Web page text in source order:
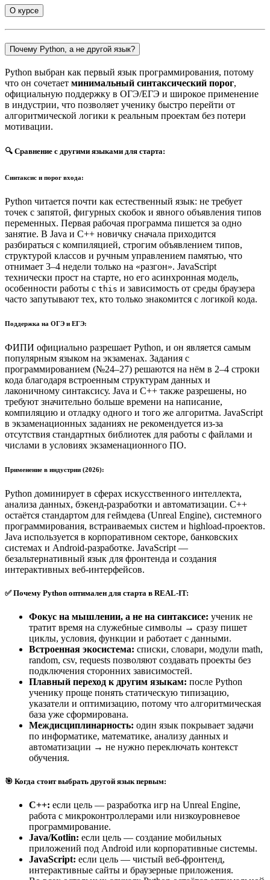
О курсе
Почему Python, а не другой язык?
Python выбран как первый язык программирования, потому
что он сочетает минимальный синтаксический порог,
официальную поддержку в ОГЭ/ЕГЭ и широкое применение
в индустрии, что позволяет ученику быстро перейти от
алгоритмической логики к реальным проектам без потери
мотивации.
🔍 Сравнение с другими языками для старта:
Синтаксис и порог входа:
Python читается почти как естественный язык: не требует
точек с запятой, фигурных скобок и явного объявления типов
переменных. Первая рабочая программа пишется за одно
занятие. В Java и C++ новичку сначала приходится
разбираться с компиляцией, строгим объявлением типов,
структурой классов и ручным управлением памятью, что
отнимает 3–4 недели только на «разгон». JavaScript
технически прост на старте, но его асинхронная модель,
особенности работы с this и зависимость от среды браузера
часто запутывают тех, кто только знакомится с логикой кода.
Поддержка на ОГЭ и ЕГЭ:
ФИПИ официально разрешает Python, и он является самым
популярным языком на экзаменах. Задания с
программированием (№24–27) решаются на нём в 2–4 строки
кода благодаря встроенным структурам данных и
лаконичному синтаксису. Java и C++ также разрешены, но
требуют значительно больше времени на написание,
компиляцию и отладку одного и того же алгоритма. JavaScript
в экзаменационных заданиях не рекомендуется из-за
отсутствия стандартных библиотек для работы с файлами и
числами в условиях экзаменационного ПО.
Применение в индустрии (2026):
Python доминирует в сферах искусственного интеллекта,
анализа данных, бэкенд-разработки и автоматизации. C++
остаётся стандартом для геймдева (Unreal Engine), системного
программирования, встраиваемых систем и highload-проектов.
Java используется в корпоративном секторе, банковских
системах и Android-разработке. JavaScript —
безальтернативный язык для фронтенда и создания
интерактивных веб-интерфейсов.
✅ Почему Python оптимален для старта в REAL-IT:
Фокус на мышлении, а не на синтаксисе: ученик не
тратит время на служебные символы → сразу пишет
циклы, условия, функции и работает с данными.
Встроенная экосистема: списки, словари, модули math,
random, csv, requests позволяют создавать проекты без
подключения сторонних зависимостей.
Плавный переход к другим языкам: после Python
ученику проще понять статическую типизацию,
указатели и оптимизацию, потому что алгоритмическая
база уже сформирована.
Междисциплинарность: один язык покрывает задачи
по информатике, математике, анализу данных и
автоматизации → не нужно переключать контекст
обучения.
🎯 Когда стоит выбрать другой язык первым:
C++: если цель — разработка игр на Unreal Engine,
работа с микроконтроллерами или низкоуровневое
программирование.
Java/Kotlin: если цель — создание мобильных
приложений под Android или корпоративные системы.
JavaScript: если цель — чистый веб-фронтенд,
интерактивные сайты и браузерные приложения.